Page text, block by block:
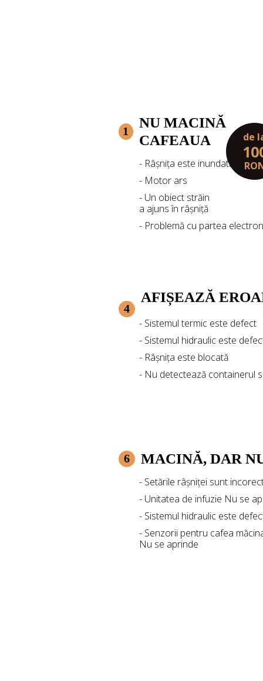
1
NU MACINĂ
CAFEAUA
- Râșnița este inundată
- Motor ars
- Un obiect străin
a ajuns în râșniță
- Problemă cu partea
de
4
AFIȘEAZĂ
- Sistemul termic este defect
- Sistemul hidraulic este
- Râșnița este blocată
- Nu detectează containerul
6 MACINĂ, DAR
- Setările râșniței sunt
- Unitatea de infuzie Nu se
- Sistemul hidraulic este
- Senzorii pentru cafea
Nu se aprinde